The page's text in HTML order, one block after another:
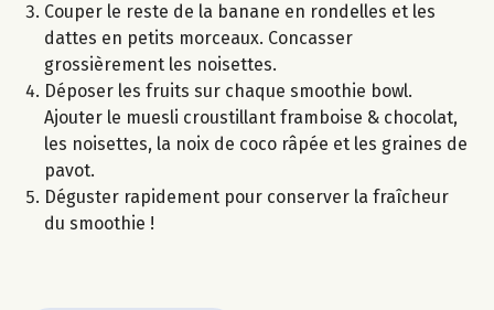
Couper le reste de la banane en rondelles et les
dattes en petits morceaux. Concasser
grossièrement les noisettes.
Déposer les fruits sur chaque smoothie bowl.
Ajouter le muesli croustillant framboise & chocolat,
les noisettes, la noix de coco râpée et les graines de
pavot.
Déguster rapidement pour conserver la fraîcheur
du smoothie !